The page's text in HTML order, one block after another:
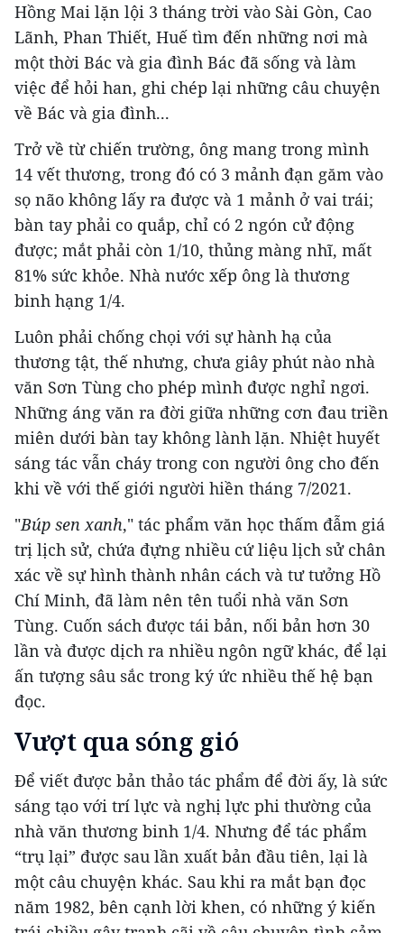
Hồng Mai lặn lội 3 tháng trời vào Sài Gòn, Cao
Lãnh, Phan Thiết, Huế tìm đến những nơi mà
một thời Bác và gia đình Bác đã sống và làm
việc để hỏi han, ghi chép lại những câu chuyện
về Bác và gia đình...
Trở về từ chiến trường, ông mang trong mình
14 vết thương, trong đó có 3 mảnh đạn găm vào
sọ não không lấy ra được và 1 mảnh ở vai trái;
bàn tay phải co quắp, chỉ có 2 ngón cử động
được; mắt phải còn 1/10, thủng màng nhĩ, mất
81% sức khỏe. Nhà nước xếp ông là thương
binh hạng 1/4.
Luôn phải chống chọi với sự hành hạ của
thương tật, thế nhưng, chưa giây phút nào nhà
văn Sơn Tùng cho phép mình được nghỉ ngơi.
Những áng văn ra đời giữa những cơn đau triền
miên dưới bàn tay không lành lặn. Nhiệt huyết
sáng tác vẫn cháy trong con người ông cho đến
khi về với thế giới người hiền tháng 7/2021.
"Búp sen xanh," tác phẩm văn học thấm đẫm giá
trị lịch sử, chứa đựng nhiều cứ liệu lịch sử chân
xác về sự hình thành nhân cách và tư tưởng Hồ
Chí Minh, đã làm nên tên tuổi nhà văn Sơn
Tùng. Cuốn sách được tái bản, nối bản hơn 30
lần và được dịch ra nhiều ngôn ngữ khác, để lại
ấn tượng sâu sắc trong ký ức nhiều thế hệ bạn
đọc.
Vượt qua sóng gió
Để viết được bản thảo tác phẩm để đời ấy, là sức
sáng tạo với trí lực và nghị lực phi thường của
nhà văn thương binh 1/4. Nhưng để tác phẩm
“trụ lại” được sau lần xuất bản đầu tiên, lại là
một câu chuyện khác. Sau khi ra mắt bạn đọc
năm 1982, bên cạnh lời khen, có những ý kiến